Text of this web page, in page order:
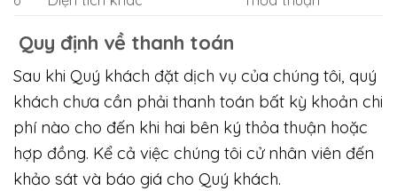
Quy định về thanh toán
Sau khi Quý khách đặt dịch vụ của chúng tôi, quý
khách chưa cần phải thanh toán bất kỳ khoản chi
phí nào cho đến khi hai bên ký thỏa thuận hoặc
hợp đồng. Kể cả việc chúng tôi cử nhân viên đến
khảo sát và báo giá cho Quý khách.